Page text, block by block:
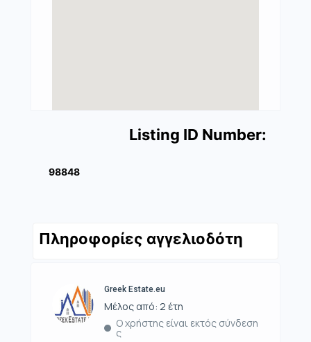
Listing ID Number:
98848
Πληροφορίες αγγελιοδότη
Greek Estate.eu
Μέλος από: 2 έτη
Ο χρήστης είναι εκτός σύνδεση
ς